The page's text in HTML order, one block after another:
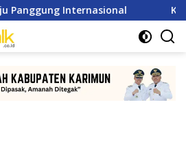
Internasional Keluhan